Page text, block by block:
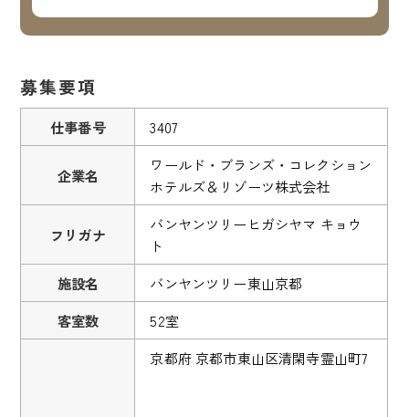
募集要項
仕事番号 3407
企業名
ワールド・ブランズ・コレクション
ホテルズ＆リゾーツ株式会社
フリガナ
バンヤンツリーヒガシヤマ キョウ
ト
施設名
バンヤンツリー東山京都
客室数
52室
京都府 京都市東山区清閑寺霊山町7